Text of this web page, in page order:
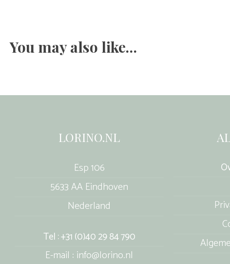
You may also like…
LORINO.NL
Esp 106
5633 AA Eindhoven
Nederland
Tel : +31 (0)40 29 84 790
E-mail : info@lorino.nl